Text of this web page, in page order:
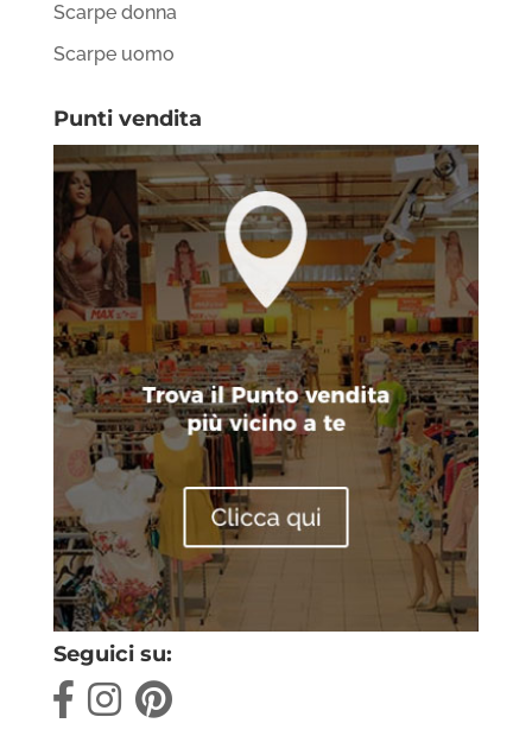
Scarpe donna
Scarpe uomo
Punti vendita
Seguici su: